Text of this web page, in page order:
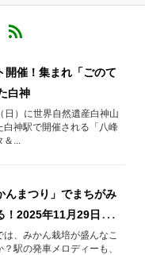
開催！集まれ「ごのて
白神
日）に世界自然遺産白神山
白神駅で開催される「八峰
...
んまつり」でまちがみ
！2025年11月29日開
、みかん栽培が盛んなこ
駅の発車メロディーも、